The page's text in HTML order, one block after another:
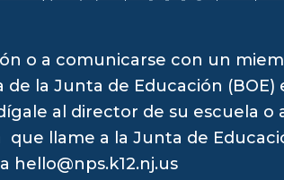
o a comunicarse con un
la Junta de Educación (BOE)
al director de su escuela o
llame a la Junta de
hello@nps.k12.nj.us